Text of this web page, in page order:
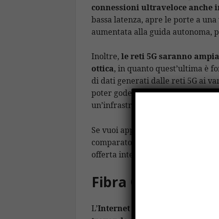
connessioni ultraveloce anche
bassa latenza, apre le porte a
aumentata alla guida autonoma,
Inoltre, le reti 5G saranno
ottica, in quanto quest’ultima è
di dati generati dalle reti 5G ai
poter godere appieno delle
un’infrastruttura di fibra ottica
Se vuoi approfittare dei vantaggi
comparatore di tariffe che ti
offerta internet casa e della
Fibra Ottica e
L’Internet delle Cose (IoT) è